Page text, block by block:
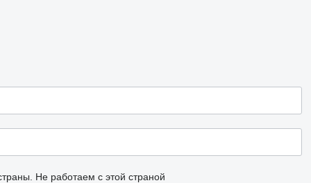
Не работаем с этой страной